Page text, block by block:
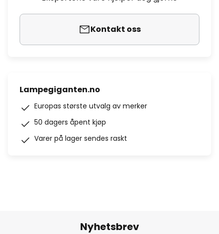
Kontakt oss
Lampegiganten.no
Europas største utvalg av merker
50 dagers åpent kjøp
Varer på lager sendes raskt
Nyhetsbrev